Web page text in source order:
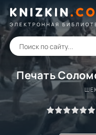
KNIZKIN.
ЭЛЕКТРОННАЯ
Печать